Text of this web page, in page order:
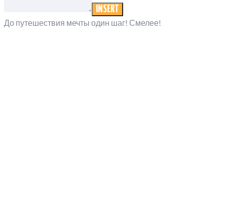
INSERT
До путешествия мечты один шаг! Смелее!